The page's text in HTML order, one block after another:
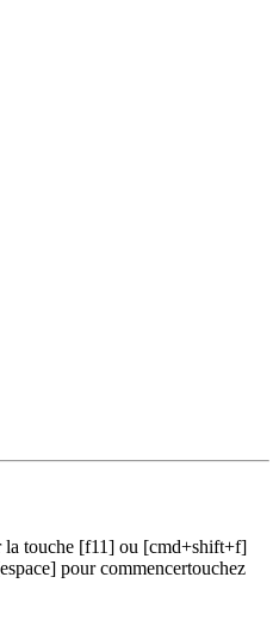
la touche [f11] ou [cmd+shift+f]
pour commencertouchez